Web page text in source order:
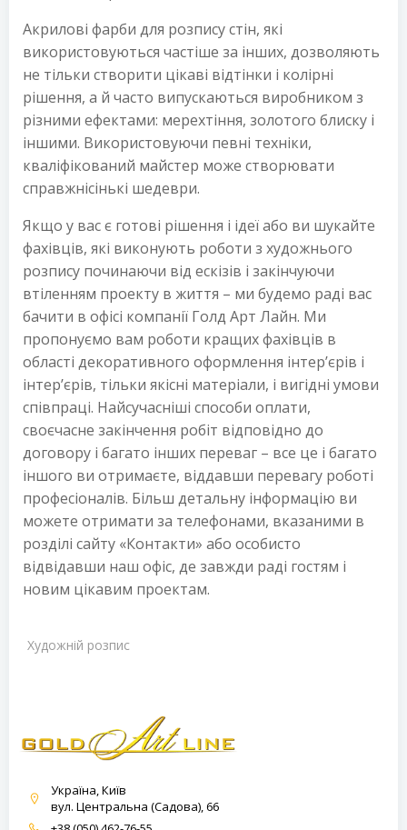
Акрилові фарби для розпису стін, які
використовуються частіше за інших, дозволяють
не тільки створити цікаві відтінки і колірні
рішення, а й часто випускаються виробником з
різними ефектами: мерехтіння, золотого блиску і
іншими. Використовуючи певні техніки,
кваліфікований майстер може створювати
справжнісінькі шедеври.
Якщо у вас є готові рішення і ідеї або ви шукайте
фахівців, які виконують роботи з художнього
розпису починаючи від ескізів і закінчуючи
втіленням проекту в життя – ми будемо раді вас
бачити в офісі компанії Голд Арт Лайн. Ми
пропонуємо вам роботи кращих фахівців в
області декоративного оформлення інтер’єрів і
інтер’єрів, тільки якісні матеріали, і вигідні умови
співпраці. Найсучасніші способи оплати,
своєчасне закінчення робіт відповідно до
договору і багато інших переваг – все це і багато
іншого ви отримаєте, віддавши перевагу роботі
професіоналів. Більш детальну інформацію ви
можете отримати за телефонами, вказаними в
розділі сайту «Контакти» або особисто
відвідавши наш офіс, де завжди раді гостям і
новим цікавим проектам.
Художній розпис
Україна, Київ
вул. Центральна (Садова), 66